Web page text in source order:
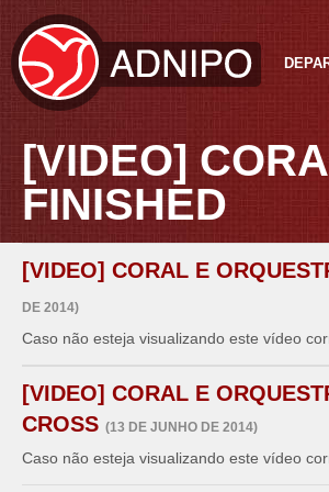
[VIDEO]
FINISHED
[VIDEO] CORAL E
DE 2014)
Caso não esteja visualizando este vídeo
[VIDEO] CORAL E
CROSS (13 DE JUNHO DE 2014)
Caso não esteja visualizando este vídeo